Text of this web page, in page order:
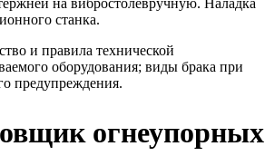
на вибростолевручную. Наладка
станка.
и правила технической
оборудования; виды брака при
предупреждения.
огнеупорных